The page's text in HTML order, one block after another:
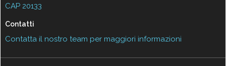
CAP 20133
Contatti
Contatta il nostro team per maggiori informazioni